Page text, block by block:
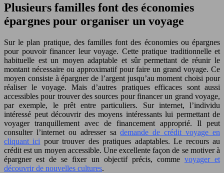
Plusieurs familles font des économies
épargnes pour organiser un voyage
Sur le plan pratique, des familles font des économies ou épargnes
pour pouvoir financer leur voyage. Cette pratique traditionnelle et
habituelle est un moyen adaptable et sûr permettant de réunir le
montant nécessaire ou approximatif pour faire un grand voyage. Ce
moyen consiste à épargner de l’argent jusqu’au moment choisi pour
réaliser le voyage. Mais d’autres pratiques efficaces sont aussi
accessibles pour trouver des sources pour financer un grand voyage,
par exemple, le prêt entre particuliers. Sur internet, l’individu
intéressé peut découvrir des moyens intéressants lui permettant de
voyager tranquillement avec de financement approprié. Il peut
consulter l’internet ou adresser sademande de crédit voyage en
cliquant ici pour trouver des pratiques adaptables. Le recours au
crédit est un moyen accessible. Une excellente façon de se motiver à
épargner est de se fixer un objectif précis, comme voyager et
découvrir de nouvelles cultures.